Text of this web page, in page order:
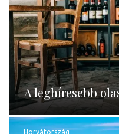
A leghíresebb
Horvátország